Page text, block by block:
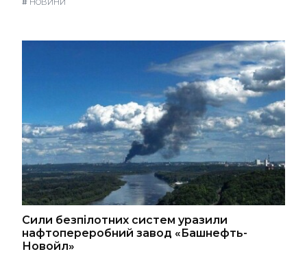
# НОВИНИ
Сили безпілотних систем уразили
нафтопереробний завод «Башнефть-
Новойл»